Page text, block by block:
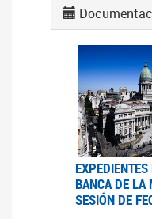
BANCA DE LA
SESIÓN DE